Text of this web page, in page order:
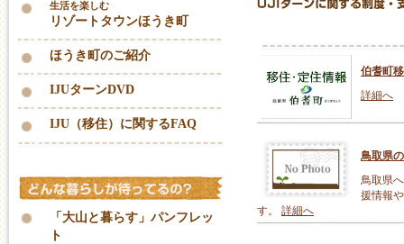
伯耆町
詳細へ
鳥取県
鳥取県
援情報
す。 詳細へ
生活を楽しむ
リゾートタウンほうき町
ほうき町のご紹介
IJUターンDVD
IJU（移住）に関するFAQ
「大山と暮らす」パンフレッ
ト